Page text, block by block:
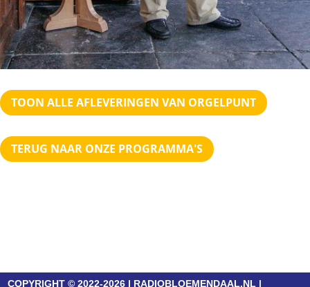
TOON ALLE AFLEVERINGEN VAN ORGELPUNT
TERUG NAAR ONZE PROGRAMMA'S
COPYRIGHT © 2022-2026 | RADIOBLOEMENDAAL.NL |